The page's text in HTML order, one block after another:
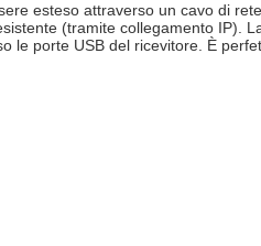
esteso attraverso un cavo di rete
(tramite collegamento IP).
le porte USB del ricevitore. È